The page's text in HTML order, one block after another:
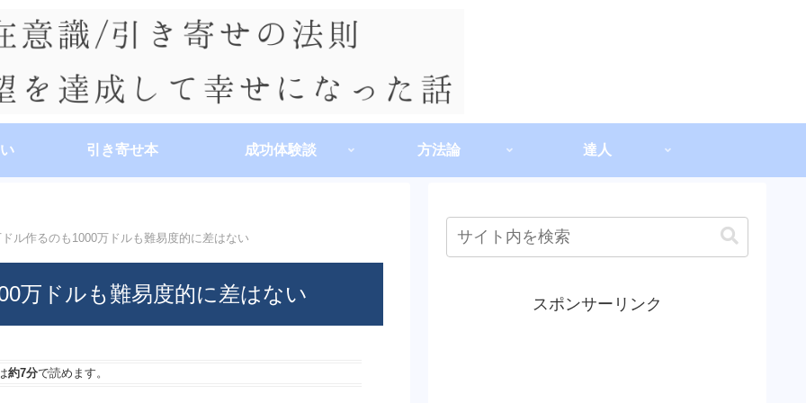
引き寄せ本 成功体験談 方法論 達人
ル作るのも1000万ドルも難易度的に差はない
万ドルも難易度的に差はない
約7分で読めます。
スポンサーリンク